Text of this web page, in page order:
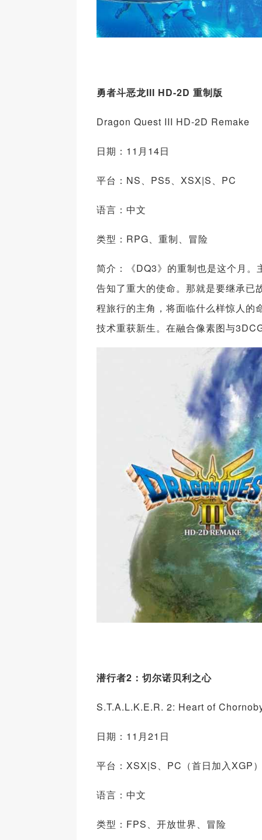
勇者斗恶龙III HD-2D 重制版
Dragon Quest III HD-2D Remake
日期：11月14日
平台：NS、PS5、XSX|S、PC
语言：中文
类型：RPG、重制、冒险
简介：《DQ3》的重制也是这个月
告知了重大的使命。那就是要继承已
程旅行的主角，将面临什么样惊人
技术重获新生。在融合像素图与
潜行者2：切尔诺贝利之心
S.T.A.L.K.E.R. 2: Heart of
日期：11月21日
平台：XSX|S、PC（首日加入XGP
语言：中文
类型：FPS、开放世界、冒险